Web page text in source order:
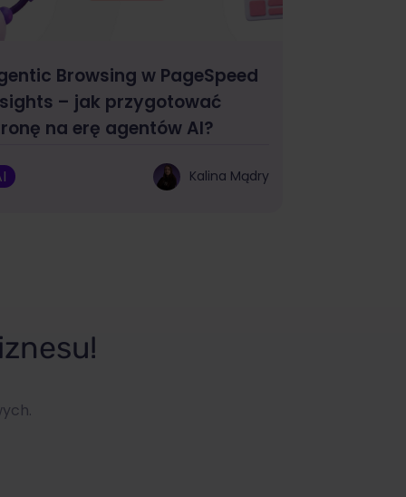
Browsing w PageSpeed
– jak przygotować
na erę agentów AI?
Kalina Mądry